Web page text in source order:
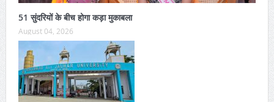
51 सुंदरियों के बीच होगा कड़ा मुकाबला
August 04, 2026